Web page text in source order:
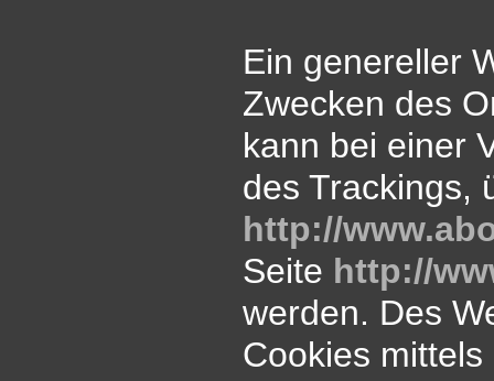
Ein genereller
Zwecken des
kann bei einer
des Trackings,
http://
Seite http://
werden. Des
Cookies